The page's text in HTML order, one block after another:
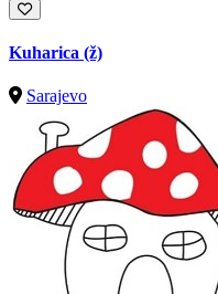
Kuharica (ž)
Sarajevo